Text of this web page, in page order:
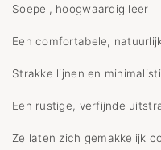
Soepel, hoogwaardig leer
Een comfortabele,
Strakke lijnen en
Een rustige, verfijnde
Ze laten zich gemakkelijk